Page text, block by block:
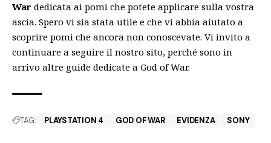
War dedicata ai pomi che potete applicare sulla vostra
ascia. Spero vi sia stata utile e che vi abbia aiutato a
scoprire pomi che ancora non conoscevate. Vi invito a
continuare a seguire il nostro sito, perché sono in
arrivo altre guide dedicate a God of War.
TAG: PLAYSTATION 4 GOD OF WAR EVIDENZA SONY